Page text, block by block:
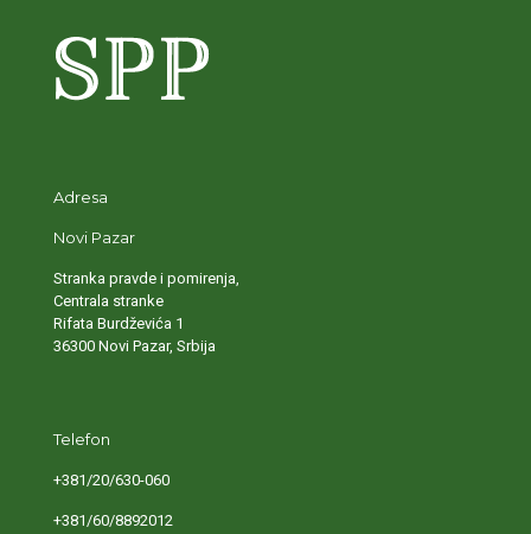
Adresa
Novi Pazar
Stranka pravde i pomirenja,
Centrala stranke
Rifata Burdževića 1
36300 Novi Pazar, Srbija
Telefon
+381/20/630-060
+381/60/8892012